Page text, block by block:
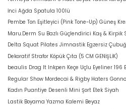
İnci Ağda Spatula 100lü
Pembe Ton Eşitleyici (Pink Tone-Up) Güneş
Maru.Derm Su Bazlı Güçlendirici Kaş & Kirpik
Delta Squat Pilates Jimnastik Egzersiz
Dekoratif Strafor Köpük Çıta (5 CM GENİŞLİK)
beaulis Drag It Inkpen Keçe Uçlu Eyeliner 196
Regular Show Mordecai & Rigby Haters
Kadın Puantiye Desenli Mini Şort Etek Siyah
Lastik Boyama Yazma Kalemi Beyaz